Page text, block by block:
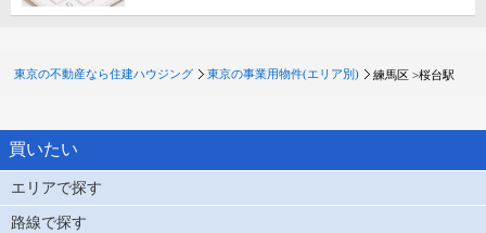
東京の不動産なら住建ハウジング 東京の事業用物件(エリア別) 練馬区 >桜台駅
買いたい
エリアで探す
路線で探す